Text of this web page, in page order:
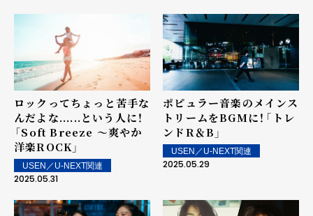
ロックってちょっと苦手な
んだよな......という人に！
――「Soft Breeze ～爽やか
洋楽ROCK」
USEN／U-NEXT関連
2025.05.31
ポピュラー音楽のメインス
トリームをBGMに！――「トレ
ンドR＆B」
USEN／U-NEXT関連
2025.05.29